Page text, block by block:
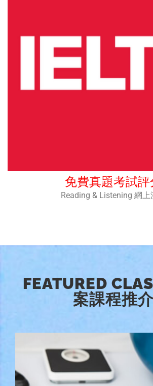
免費真題考試評
Reading & Listening 網上
FEATURED
案課程推